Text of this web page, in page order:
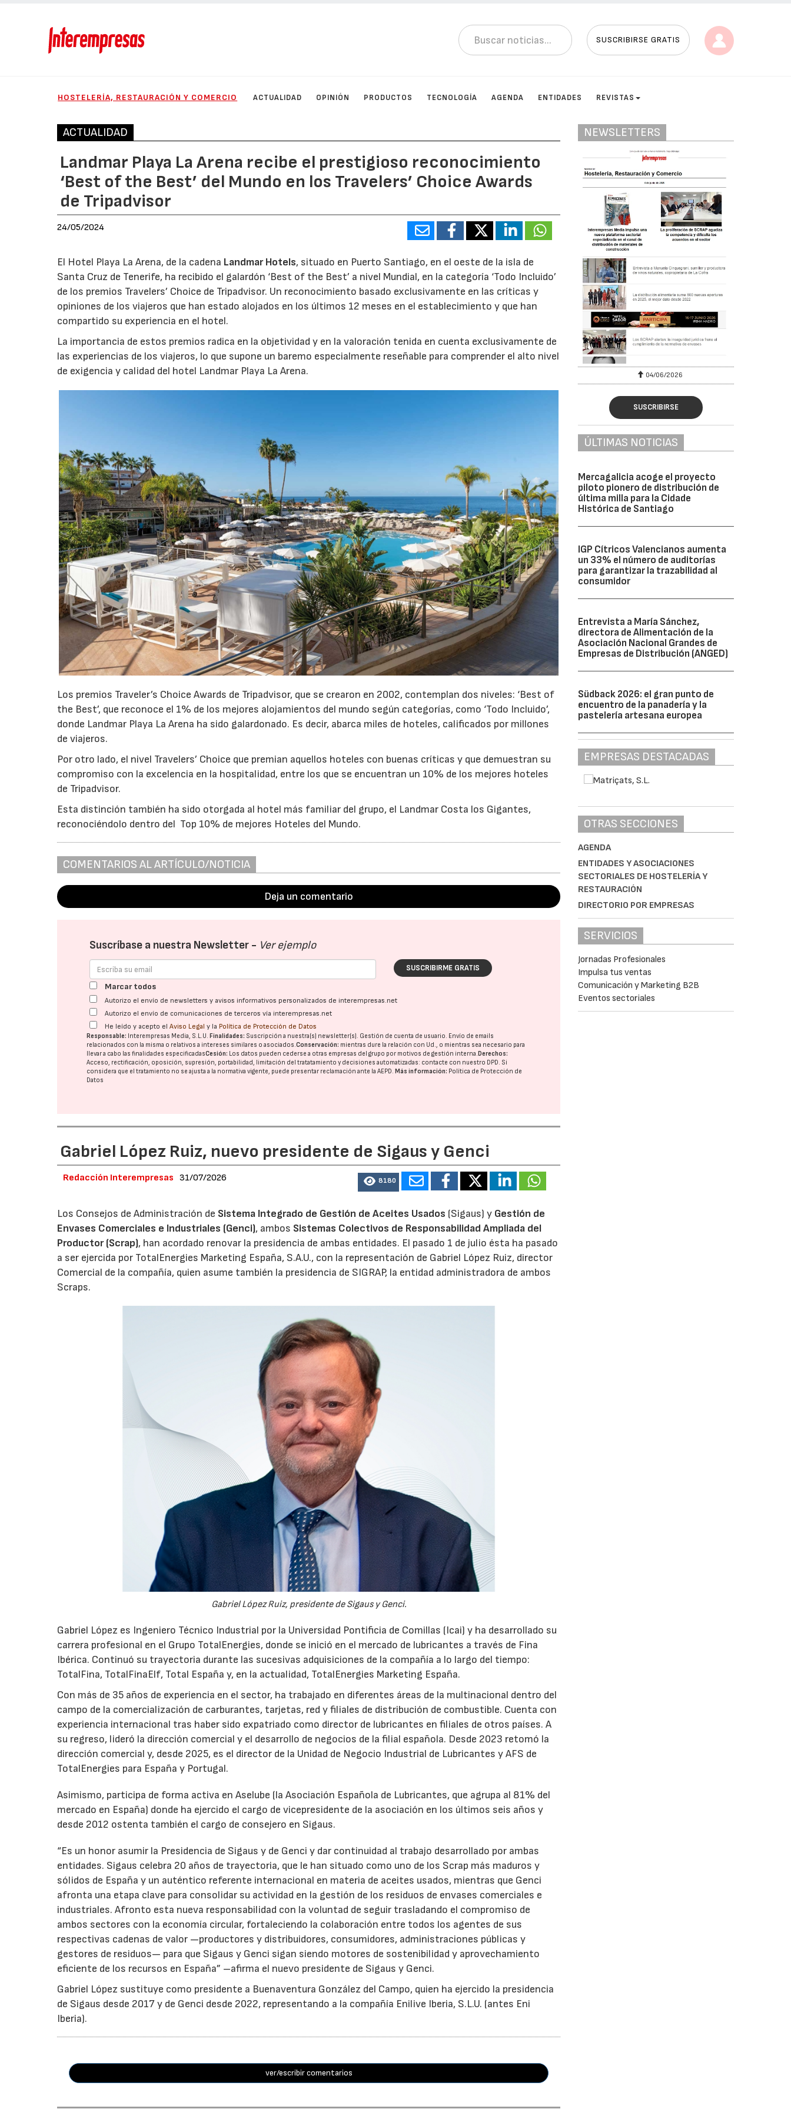
SUSCRIBIRSE GRATIS
HOSTELERÍA, RESTAURACIÓN Y COMERCIO ACTUALIDAD OPINIÓN PRODUCTOS TECNOLOGÍA AGENDA ENTIDADES REVISTAS
ACTUALIDAD
Landmar Playa La Arena recibe el prestigioso reconocimiento
‘Best of the Best’ del Mundo en los Travelers’ Choice Awards
de Tripadvisor
24/05/2024
El Hotel Playa La Arena, de la cadena Landmar Hotels, situado en Puerto Santiago, en el oeste de la isla de
Santa Cruz de Tenerife, ha recibido el galardón ‘Best of the Best’ a nivel Mundial, en la categoría ‘Todo Incluido’
de los premios Travelers’ Choice de Tripadvisor. Un reconocimiento basado exclusivamente en las críticas y
opiniones de los viajeros que han estado alojados en los últimos 12 meses en el establecimiento y que han
compartido su experiencia en el hotel.
La importancia de estos premios radica en la objetividad y en la valoración tenida en cuenta exclusivamente de
las experiencias de los viajeros, lo que supone un baremo especialmente reseñable para comprender el alto nivel
de exigencia y calidad del hotel Landmar Playa La Arena.
Los premios Traveler’s Choice Awards de Tripadvisor, que se crearon en 2002, contemplan dos niveles: ‘Best of
the Best’, que reconoce el 1% de los mejores alojamientos del mundo según categorías, como ‘Todo Incluido’,
donde Landmar Playa La Arena ha sido galardonado. Es decir, abarca miles de hoteles, calificados por millones
de viajeros.
Por otro lado, el nivel Travelers’ Choice que premian aquellos hoteles con buenas críticas y que demuestran su
compromiso con la excelencia en la hospitalidad, entre los que se encuentran un 10% de los mejores hoteles
de Tripadvisor.
Esta distinción también ha sido otorgada al hotel más familiar del grupo, el Landmar Costa los Gigantes,
reconociéndolo dentro del Top 10% de mejores Hoteles del Mundo.
COMENTARIOS AL ARTÍCULO/NOTICIA
Deja un comentario
Suscríbase a nuestra Newsletter - Ver ejemplo
SUSCRIBIRME GRATIS
Marcar todos
Autorizo el envío de newsletters y avisos informativos personalizados de interempresas.net
Autorizo el envío de comunicaciones de terceros vía interempresas.net
He leído y acepto elAviso Legal y la Política de Protección de Datos
Responsable: Interempresas Media, S.L.U. Finalidades: Suscripción a nuestra(s) newsletter(s). Gestión de cuenta de usuario. Envío de emails
relacionados con la misma o relativos a intereses similares o asociados.Conservación: mientras dure la relación con Ud., o mientras sea necesario para
llevar a cabo las finalidades especificadasCesión: Los datos pueden cederse a otras empresas del grupo por motivos de gestión interna. Derechos:
Acceso, rectificación, oposición, supresión, portabilidad, limitación del tratatamiento y decisiones automatizadas: contacte con nuestro DPD. Si
considera que el tratamiento no se ajusta a la normativa vigente, puede presentar reclamación ante laAEPD. Más información: Política de Protección de
Datos
Gabriel López Ruiz, nuevo presidente de Sigaus y Genci
Redacción Interempresas 31/07/2026 8180
Los Consejos de Administración de Sistema Integrado de Gestión de Aceites Usados (Sigaus) y Gestión de
Envases Comerciales e Industriales (Genci), ambos Sistemas Colectivos de Responsabilidad Ampliada del
Productor (Scrap), han acordado renovar la presidencia de ambas entidades. El pasado 1 de julio ésta ha pasado
a ser ejercida por TotalEnergies Marketing España, S.A.U., con la representación de Gabriel López Ruiz, director
Comercial de la compañía, quien asume también la presidencia de SIGRAP, la entidad administradora de ambos
Scraps.
Gabriel López Ruiz, presidente de Sigaus y Genci.
Gabriel López es Ingeniero Técnico Industrial por la Universidad Pontificia de Comillas (Icai) y ha desarrollado su
carrera profesional en el Grupo TotalEnergies, donde se inició en el mercado de lubricantes a través de Fina
Ibérica. Continuó su trayectoria durante las sucesivas adquisiciones de la compañía a lo largo del tiempo:
TotalFina, TotalFinaElf, Total España y, en la actualidad, TotalEnergies Marketing España.
Con más de 35 años de experiencia en el sector, ha trabajado en diferentes áreas de la multinacional dentro del
campo de la comercialización de carburantes, tarjetas, red y filiales de distribución de combustible. Cuenta con
experiencia internacional tras haber sido expatriado como director de lubricantes en filiales de otros países. A
su regreso, lideró la dirección comercial y el desarrollo de negocios de la filial española. Desde 2023 retomó la
dirección comercial y, desde 2025, es el director de la Unidad de Negocio Industrial de Lubricantes y AFS de
TotalEnergies para España y Portugal.
Asimismo, participa de forma activa en Aselube (la Asociación Española de Lubricantes, que agrupa al 81% del
mercado en España) donde ha ejercido el cargo de vicepresidente de la asociación en los últimos seis años y
desde 2012 ostenta también el cargo de consejero en Sigaus.
“Es un honor asumir la Presidencia de Sigaus y de Genci y dar continuidad al trabajo desarrollado por ambas
entidades. Sigaus celebra 20 años de trayectoria, que le han situado como uno de los Scrap más maduros y
sólidos de España y un auténtico referente internacional en materia de aceites usados, mientras que Genci
afronta una etapa clave para consolidar su actividad en la gestión de los residuos de envases comerciales e
industriales. Afronto esta nueva responsabilidad con la voluntad de seguir trasladando el compromiso de
ambos sectores con la economía circular, fortaleciendo la colaboración entre todos los agentes de sus
respectivas cadenas de valor —productores y distribuidores, consumidores, administraciones públicas y
gestores de residuos— para que Sigaus y Genci sigan siendo motores de sostenibilidad y aprovechamiento
eficiente de los recursos en España” –afirma el nuevo presidente de Sigaus y Genci.
Gabriel López sustituye como presidente a Buenaventura González del Campo, quien ha ejercido la presidencia
de Sigaus desde 2017 y de Genci desde 2022, representando a la compañía Enilive Iberia, S.L.U. (antes Eni
Iberia).
ver/escribir comentarios
NEWSLETTERS
04/06/2026
SUSCRIBIRSE
ÚLTIMAS NOTICIAS
Mercagalicia acoge el proyecto
piloto pionero de distribución de
última milla para la Cidade
Histórica de Santiago
IGP Cítricos Valencianos aumenta
un 33% el número de auditorías
para garantizar la trazabilidad al
consumidor
Entrevista a María Sánchez,
directora de Alimentación de la
Asociación Nacional Grandes de
Empresas de Distribución (ANGED)
Südback 2026: el gran punto de
encuentro de la panadería y la
pastelería artesana europea
EMPRESAS DESTACADAS
OTRAS SECCIONES
AGENDA
ENTIDADES Y ASOCIACIONES
SECTORIALES DE HOSTELERÍA Y
RESTAURACIÓN
DIRECTORIO POR EMPRESAS
SERVICIOS
Jornadas Profesionales
Impulsa tus ventas
Comunicación y Marketing B2B
Eventos sectoriales